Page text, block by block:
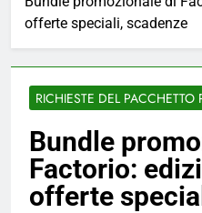
offerte speciali, scadenze
RICHIESTE DEL
Bundle
Factorio:
offerte